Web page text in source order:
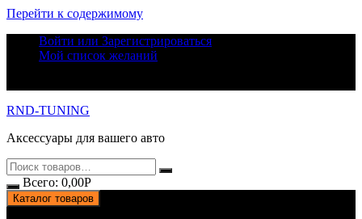
Перейти к содержимому
Войти или Зарегистрироваться
Мой список желаний
RND-TUNING
Аксессуары для вашего авто
Всего: 0,00Р
Каталог товаров